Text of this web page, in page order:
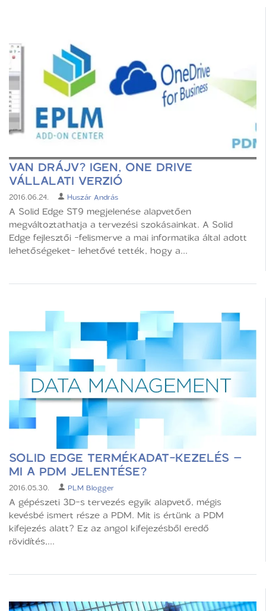
VAN DRÁJV? IGEN, ONE DRIVE
VÁLLALATI VERZIÓ
2016.06.24. Huszár András
A Solid Edge ST9 megjelenése alapvetően
megváltoztathatja a tervezési szokásainkat. A Solid
Edge fejlesztői -felismerve a mai informatika által adott
lehetőségeket- lehetővé tették, hogy a...
SOLID EDGE TERMÉKADAT-KEZELÉS –
MI A PDM JELENTÉSE?
2016.05.30. PLM Blogger
A gépészeti 3D-s tervezés egyik alapvető, mégis
kevésbé ismert része a PDM. Mit is értünk a PDM
kifejezés alatt? Ez az angol kifejezésből eredő
rövidítés,...